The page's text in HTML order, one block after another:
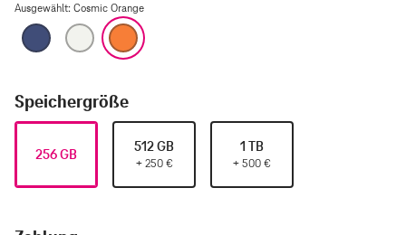
Ausgewählt: Cosmic Orange
Tiefblau Silber
Speichergröße
256 GB 512 GB
+ 250 €
1 TB
+ 500 €